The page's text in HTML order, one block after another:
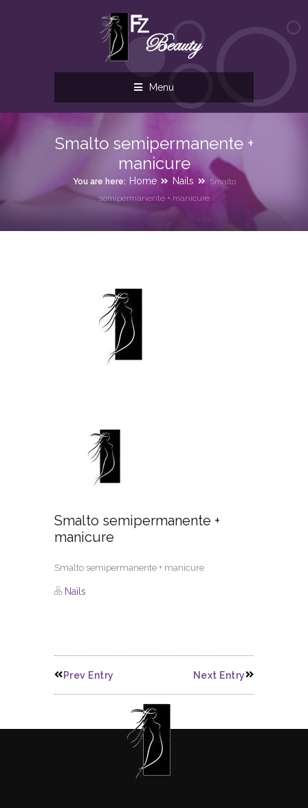
Menu
Smalto semipermanente +
manicure
You are here: Home Nails
Smalto
semipermanente + manicure
Smalto semipermanente +
manicure
Smalto semipermanente + manicure
Nails
Prev Entry Next Entry